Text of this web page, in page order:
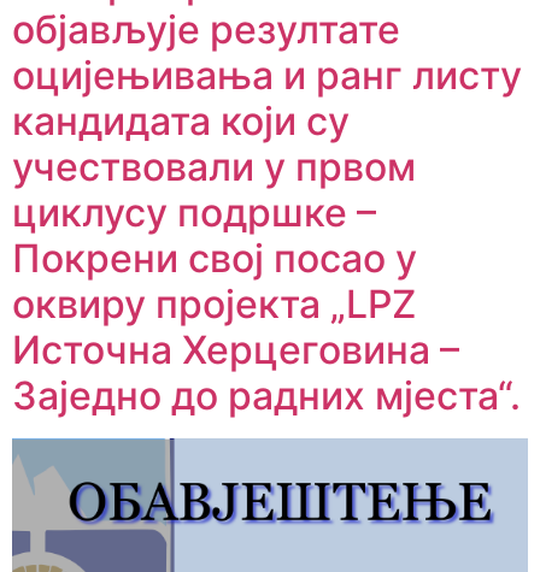
објављује резултате
оцијењивања и ранг листу
кандидата који су
учествовали у првом
циклусу подршке –
Покрени свој посао у
оквиру пројекта „LPZ
Источна Херцеговина –
Заједно до радних мјеста“.